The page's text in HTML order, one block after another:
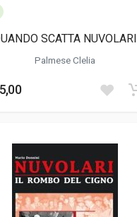
SCATTA NUVOLARI
Palmese Clelia